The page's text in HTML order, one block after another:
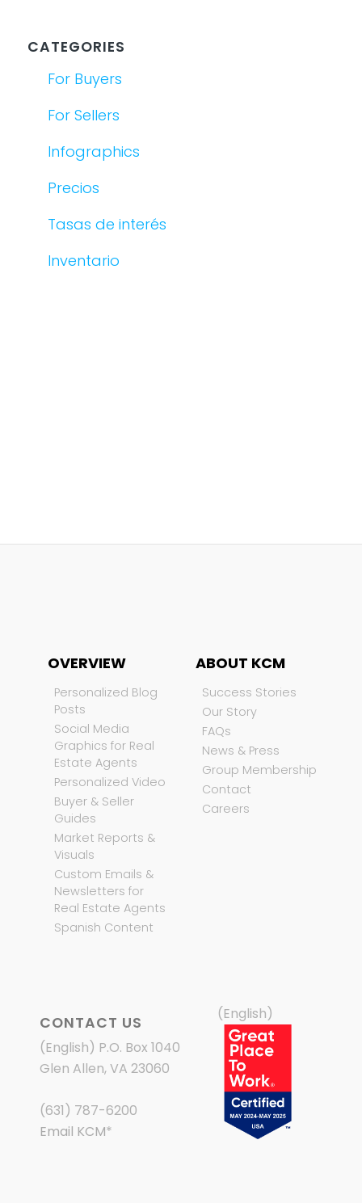
CATEGORIES
For Buyers
For Sellers
Infographics
Precios
Tasas de interés
Inventario
OVERVIEW
Personalized Blog
Posts
Social Media
Graphics for Real
Estate Agents
Personalized Video
Buyer & Seller
Guides
Market Reports &
Visuals
Custom Emails &
Newsletters for
Real Estate Agents
Spanish Content
ABOUT KCM
Success Stories
Our Story
FAQs
News & Press
Group Membership
Contact
Careers
CONTACT US
(English) P.O. Box 1040
Glen Allen, VA 23060
(631) 787-6200
Email KCM*
(English)